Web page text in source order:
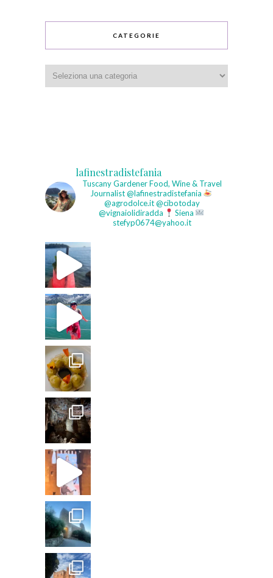
CATEGORIE
lafinestradistefania
Tuscany GardenerFood, Wine & Travel
Journalist@lafinestradistefania
@agrodolce.it @cibotoday
@vignaiolidiradda
Siena
stefyp0674@yahoo.it